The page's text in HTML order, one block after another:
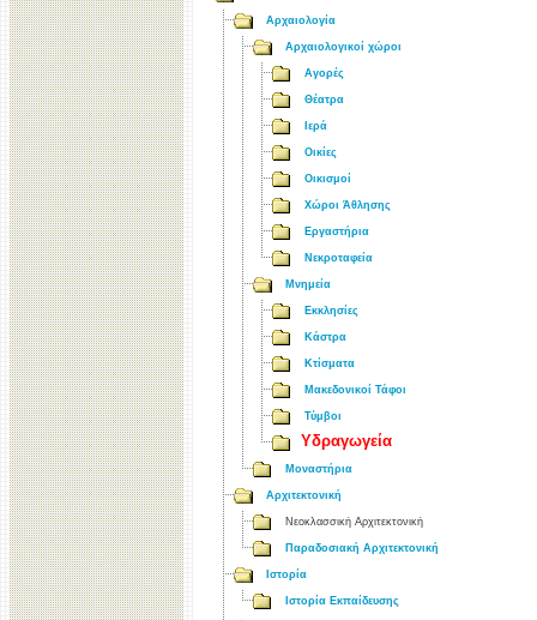
Αρχαιολογία
Αρχαιολογικοί χώροι
Αγορές
Θέατρα
Ιερά
Οικίες
Οικισμοί
Χώροι Άθλησης
Εργαστήρια
Νεκροταφεία
Μνημεία
Εκκλησίες
Κάστρα
Κτίσματα
Μακεδονικοί Τάφοι
Τύμβοι
Υδραγωγεία
Μοναστήρια
Αρχιτεκτονική
Νεοκλασσική Αρχιτεκτονική
Παραδοσιακή Αρχιτεκτονική
Ιστορία
Ιστορία Εκπαίδευσης